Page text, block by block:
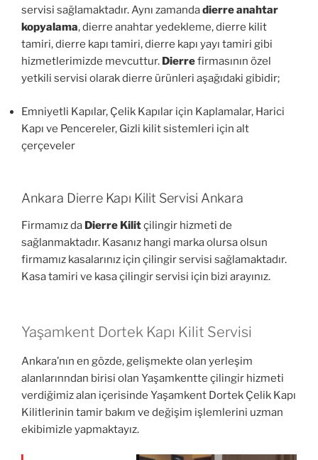
servisi sağlamaktadır. Aynı zamandadierre anahtar
kopyalama, dierre anahtar yedekleme, dierre kilit
tamiri, dierre kapı tamiri, dierre kapı yayı tamiri gibi
hizmetlerimizde mevcuttur. Dierrefirmasının özel
yetkili servisi olarak dierre ürünleri aşağıdaki gibidir;
Emniyetli Kapılar, Çelik Kapılar için Kaplamalar, Harici
Kapı ve Pencereler, Gizli kilit sistemleri için alt
çerçeveler
Ankara Dierre Kapı Kilit Servisi Ankara
Firmamız da Dierre Kilitçilingir hizmeti de
sağlanmaktadır. Kasanız hangi marka olursa olsun
firmamız kasalarınız için çilingir servisi sağlamaktadır.
Kasa tamiri ve kasa çilingir servisi için bizi arayınız.
Yaşamkent Dortek Kapı Kilit Servisi
Ankara’nın en gözde, gelişmekte olan yerleşim
alanlarınndan birisi olan Yaşamkentte çilingir hizmeti
verdiğimiz alan içerisinde Yaşamkent Dortek Çelik Kapı
Kilitlerinin tamir bakım ve değişim işlemlerini uzman
ekibimizle yapmaktayız.